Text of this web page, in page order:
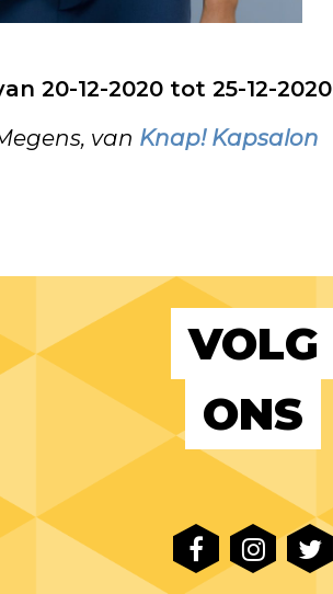
20-12-2020 tot 25-12-2020
van Knap! Kapsalon
VOLG
ONS